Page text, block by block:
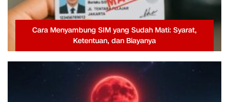
Cara Menyambung SIM yang Sudah Mati: Syarat,
Ketentuan, dan Biayanya